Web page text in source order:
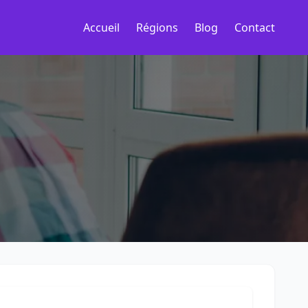
Accueil Régions Blog Contact